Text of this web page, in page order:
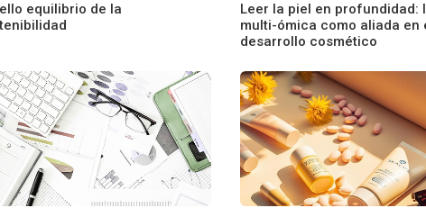
equilibrio de la
Leer la piel en profundidad:
multi-ómica como aliada en
desarrollo cosmético